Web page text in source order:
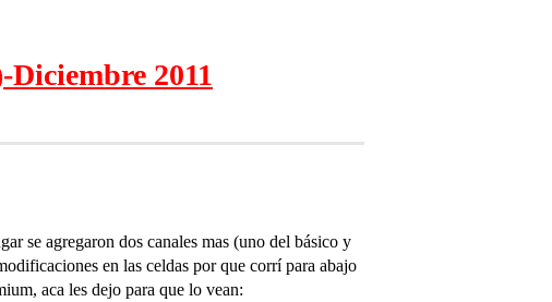
2011
se agregaron dos canales mas (uno del básico y
en las celdas por que corrí para abajo
aca les dejo para que lo vean: